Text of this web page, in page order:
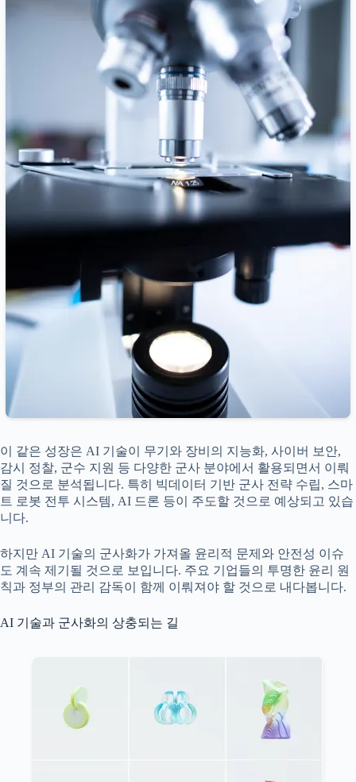
이 같은 성장은 AI 기술이 무기와 장비의 지능화, 사이버 보안,
감시 정찰, 군수 지원 등 다양한 군사 분야에서 활용되면서 이뤄
질 것으로 분석됩니다. 특히 빅데이터 기반 군사 전략 수립, 스마
트 로봇 전투 시스템, AI 드론 등이 주도할 것으로 예상되고 있습
니다.
하지만 AI 기술의 군사화가 가져올 윤리적 문제와 안전성 이슈
도 계속 제기될 것으로 보입니다. 주요 기업들의 투명한 윤리 원
칙과 정부의 관리 감독이 함께 이뤄져야 할 것으로 내다봅니다.
AI 기술과 군사화의 상충되는 길